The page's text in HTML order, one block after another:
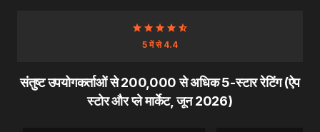
5 में से 4.4
संतुष्ट उपयोगकर्ताओं से 200,000 से अधिक 5-स्टार रेटिंग (ऐप
स्टोर और प्ले मार्केट, जून 2026)